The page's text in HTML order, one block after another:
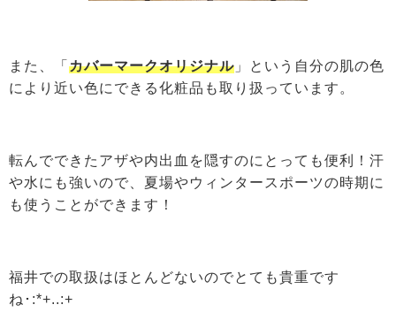
また、「 カバーマークオリジナル 」という自分の肌の色
により近い色にできる化粧品も取り扱っています。
転んでできたアザや内出血を隠すのにとっても便利！汗
や水にも強いので、夏場やウィンタースポーツの時期に
も使うことができます！
福井での取扱はほとんどないのでとても貴重です
ね･:*+..:+